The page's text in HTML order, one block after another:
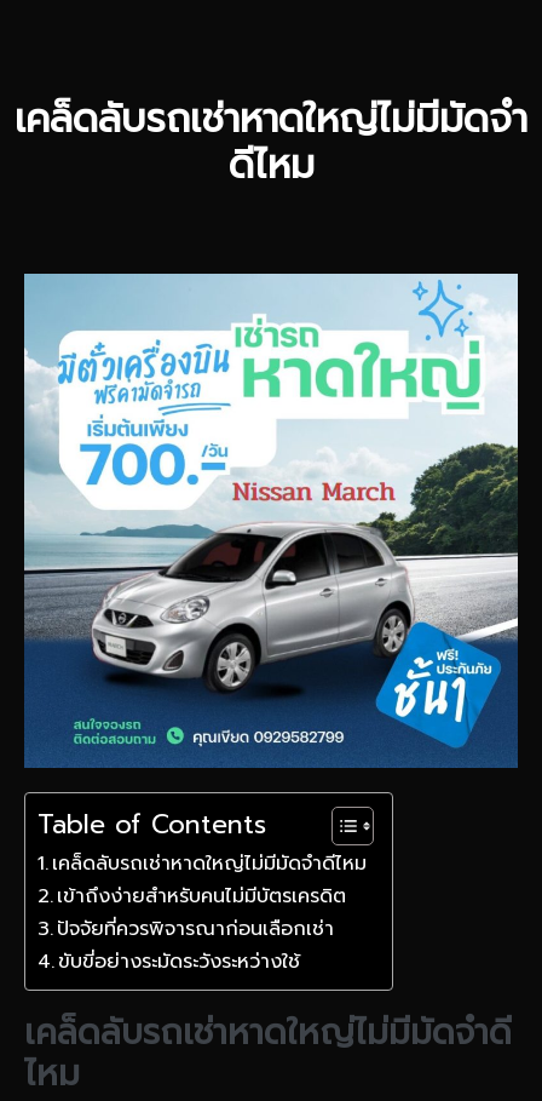
เคล็ดลับรถเช่าหาดใหญ่ไม่มีมัดจำ
ดีไหม
Table of Contents
เคล็ดลับรถเช่าหาดใหญ่ไม่มีมัดจำดีไหม
เข้าถึงง่ายสำหรับคนไม่มีบัตรเครดิต
ปัจจัยที่ควรพิจารณาก่อนเลือกเช่า
ขับขี่อย่างระมัดระวังระหว่างใช้
เคล็ดลับรถเช่าหาดใหญ่ไม่มีมัดจำดี
ไหม